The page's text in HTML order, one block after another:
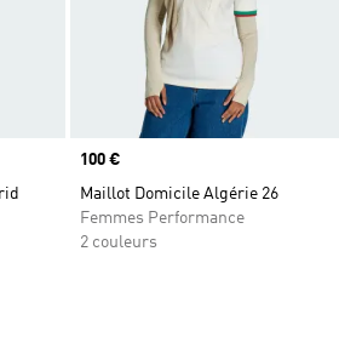
Prix
100 €
Maillot Domicile Algérie 26
Femmes Performance
2 couleurs